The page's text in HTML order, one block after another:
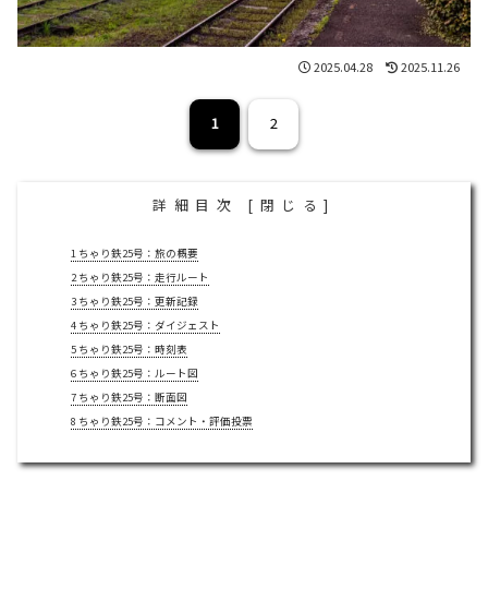
2025.04.28 2025.11.26
1 2
詳細目次 [ 閉じる]
1ちゃり鉄25号：旅の概要
2ちゃり鉄25号：走行ルート
3ちゃり鉄25号：更新記録
4ちゃり鉄25号：ダイジェスト
5ちゃり鉄25号：時刻表
6ちゃり鉄25号：ルート図
7ちゃり鉄25号：断面図
8 ちゃり鉄25号：コメント・評価投票